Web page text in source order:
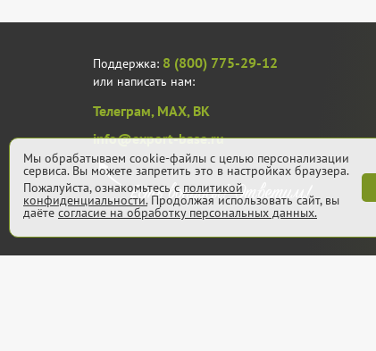
Поддержка: 8 (800) 775-29-12
или написать нам:
Телеграм, MAX, ВК
info@export-base.ru
Мы обрабатываем cookie-файлы с целью персонализации
сервиса. Вы можете запретить это в настройках браузера.
Пожалуйста, ознакомьтесь с политикой
конфиденциальности.Продолжая использовать сайт, вы
даёте согласие на обработку персональных данных.